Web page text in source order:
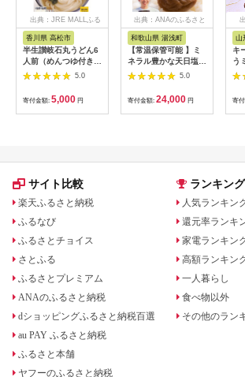
出典：JRE MALLふる
さと納税
香川県 高松市
半生讃岐石丸うどん6
人前（めんつゆ付き）
麺300g×2袋
5.0
寄付金額: 5,000 円
出典：ANAのふるさと
和歌山県 湯浅町
【常温保管可能 】ミ
ネラル豊かな天日塩だ
けで漬けた無添加梅干
し2kg 梅ボーイズ｜
B201_EP6024
5.0
寄付金額: 24,000 円
山
キ
う
形
か
キ
贈
礼
寄
サイト比較
楽天ふるさと納税
ふるなび
ふるさとチョイス
さとふる
ふるさとプレミアム
ANAのふるさと納税
dショッピングふるさと納税百選
au PAY ふるさと納税
ふるさと本舗
ヤフーのふるさと納税
ランキン
人気ランキン
還元率ランキ
家電ランキン
高額ランキン
一人暮らし
食べ物以外
その他のラン